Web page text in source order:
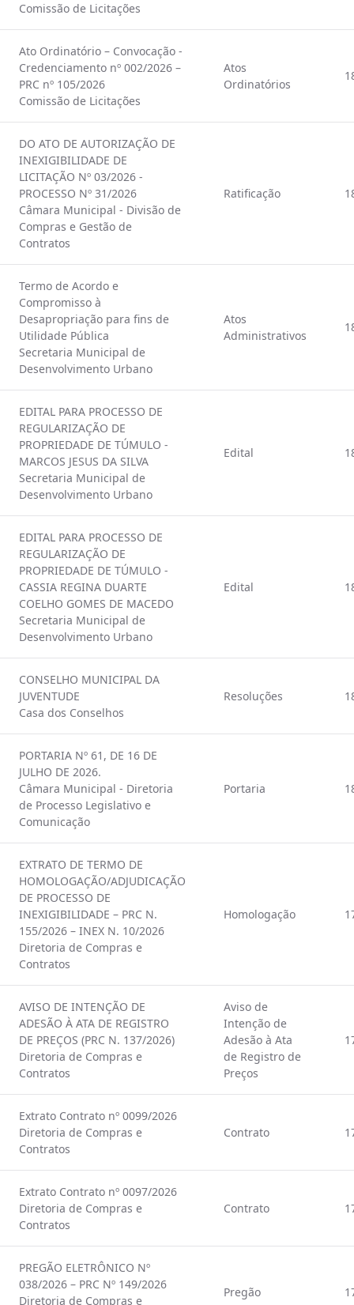
Comissão de Licitações
Ato Ordinatório – Convocação -
Credenciamento nº 002/2026 –
PRC nº 105/2026
Comissão de Licitações
Atos
Ordinatórios
DO ATO DE AUTORIZAÇÃO DE
INEXIGIBILIDADE DE
LICITAÇÃO Nº 03/2026 -
PROCESSO Nº 31/2026
Câmara Municipal - Divisão de
Compras e Gestão de
Contratos
Ratificação
Termo de Acordo e
Compromisso à
Desapropriação para fins de
Utilidade Pública
Secretaria Municipal de
Desenvolvimento Urbano
Atos
Administrativos
EDITAL PARA PROCESSO DE
REGULARIZAÇÃO DE
PROPRIEDADE DE TÚMULO -
MARCOS JESUS DA SILVA
Secretaria Municipal de
Desenvolvimento Urbano
Edital
EDITAL PARA PROCESSO DE
REGULARIZAÇÃO DE
PROPRIEDADE DE TÚMULO -
CASSIA REGINA DUARTE
COELHO GOMES DE MACEDO
Secretaria Municipal de
Desenvolvimento Urbano
Edital
CONSELHO MUNICIPAL DA
JUVENTUDE
Casa dos Conselhos
Resoluções
PORTARIA Nº 61, DE 16 DE
JULHO DE 2026.
Câmara Municipal - Diretoria
de Processo Legislativo e
Comunicação
Portaria
EXTRATO DE TERMO DE
HOMOLOGAÇÃO/ADJUDICAÇÃO
DE PROCESSO DE
INEXIGIBILIDADE – PRC N.
155/2026 – INEX N. 10/2026
Diretoria de Compras e
Contratos
Homologação
AVISO DE INTENÇÃO DE
ADESÃO À ATA DE REGISTRO
DE PREÇOS (PRC N. 137/2026)
Diretoria de Compras e
Contratos
Aviso de
Intenção de
Adesão à Ata
de Registro de
Preços
Extrato Contrato nº 0099/2026
Diretoria de Compras e
Contratos
Contrato
Extrato Contrato nº 0097/2026
Diretoria de Compras e
Contratos
Contrato
PREGÃO ELETRÔNICO Nº
038/2026 – PRC Nº 149/2026
Diretoria de Compras e
Pregão